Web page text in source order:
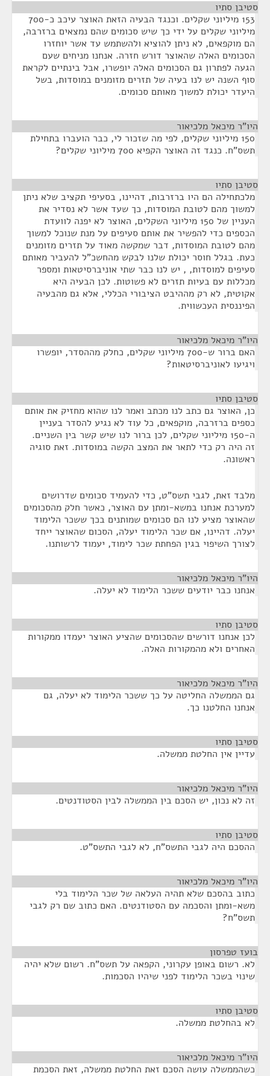
סטיבן סתיו
153 מיליוני שקלים. וכנגד הבעיה הזאת האוצר עיכב כ-700
מיליוני שקלים על ידי כך שיש סכומים שהם נמצאים ברזרבה,
הם מוקפאים, לא ניתן להוציא ולהשתמש עד אשר יוחזרו
הסכומים האלה שהאוצר דורש חזרה. אנחנו מניחים שעם
הגעה לפתרון גם הסכומים האלה יופשרו, אבל בינתיים לקראת
סוף השנה יש לנו בעיה של תזרים מזומנים במוסדות, בשל
היעדר יכולת למשוך מאותם סכומים.
היו"ר מיכאל מלכיאור
150 מיליוני שקלים, לפי מה שזכור לי, כבר הועברו בתחילת
תשס"ח. כנגד זה האוצר הקפיא 700 מיליוני שקלים?
סטיבן סתיו
מלכתחילה הם היו ברזרבות, דהיינו, בסעיפי תקציב שלא ניתן
למשוך מהם לטובת המוסדות, כך שעד אשר לא נסדיר את
העניין של 150 מיליוני השקלים, האוצר לא יפנה לוועדת
הכספים כדי להפשיר את אותם סעיפים על מנת שנוכל למשוך
מהם לטובת המוסדות, דבר שמקשה מאוד על תזרים מזומנים
כעת. בגלל חוסר יכולת שלנו לבקש מהחשכ"ל להעביר מאותם
סעיפים למוסדות, , יש לנו כבר שתי אוניברסיטאות ומספר
מכללות עם בעיות תזרים לא פשוטות. לכן הבעיה היא
אקוטית, לא רק מההיבט הציבורי הכללי, אלא גם מהבעיה
הפיננסית העכשווית.
היו"ר מיכאל מלכיאור
האם ברור ש-700 מיליוני שקלים, כחלק מההסדר, יופשרו
ויגיעו לאוניברסיטאות?
סטיבן סתיו
כן, האוצר גם כתב לנו מכתב ואמר לנו שהוא מחזיק את אותם
כספים ברזרבה, מוקפאים, כל עוד לא נגיע להסדר בעניין
ה-150 מיליוני שקלים, לכן ברור לנו שיש קשר בין השניים.
זה היה רק כדי לתאר את המצב הקשה במוסדות. זאת סוגיה
ראשונה.
מלבד זאת, לגבי תשס"ט, כדי להעמיד סכומים שדרושים
למערכת אנחנו במשא-ומתן עם האוצר, כאשר חלק מהסכומים
שהאוצר מציע לנו הם סכומים שמותנים בכך ששכר הלימוד
יעלה. דהיינו, אם שכר הלימוד יעלה, הסכום שהאוצר ייחד
לצורך השיפוי בגין הפחתת שכר לימוד, יעמוד לרשותנו.
היו"ר מיכאל מלכיאור
אנחנו כבר יודעים ששכר הלימוד לא יעלה.
סטיבן סתיו
לכן אנחנו דורשים שהסכומים שהציע האוצר יעמדו ממקורות
האחרים ולא מהמקורות האלה.
היו"ר מיכאל מלכיאור
גם הממשלה החליטה על כך ששכר הלימוד לא יעלה, גם
אנחנו החלטנו כך.
סטיבן סתיו
עדיין אין החלטת ממשלה.
היו"ר מיכאל מלכיאור
זה לא נכון, יש הסכם בין הממשלה לבין הסטודנטים.
סטיבן סתיו
ההסכם היה לגבי התשס"ח, לא לגבי התשס"ט.
היו"ר מיכאל מלכיאור
כתוב בהסכם שלא תהיה העלאה של שכר הלימוד בלי
משא-ומתן והסכמה עם הסטודנטים. האם כתוב שם רק לגבי
תשס"ח?
בועז טפרסון
לא. רשום באופן עקרוני, הקפאה על תשס"ח. רשום שלא יהיה
שינוי בשכר הלימוד לפני שיהיו הסכמות.
סטיבן סתיו
לא בהחלטת ממשלה.
היו"ר מיכאל מלכיאור
כשהממשלה עושה הסכם זאת החלטת ממשלה, זאת הסכמת